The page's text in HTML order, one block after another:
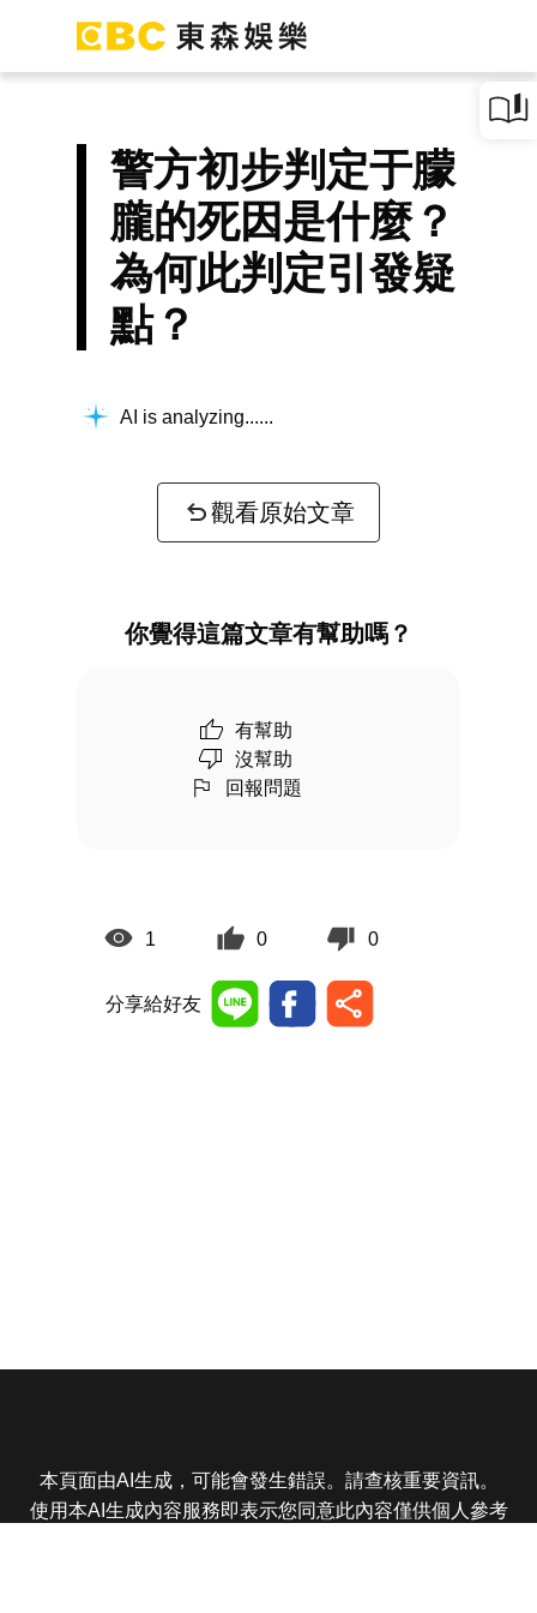
警方初步判定于朦
朧的死因是什麼？
為何此判定引發疑
點？
AI is analyzing...
觀看原始文章
你覺得這篇文章有幫助嗎？
有幫助
沒幫助
回報問題
1 0 0
分享給好友
本頁面由AI生成，可能會發生錯誤。請查核重要資訊。
使用本AI生成內容服務即表示您同意此內容僅供個人參考